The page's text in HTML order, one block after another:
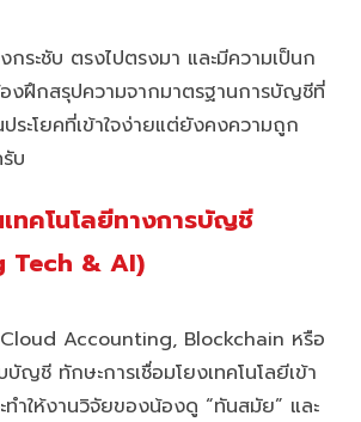
ระชับ ตรงไปตรงมา และมีความเป็นก
งฝึกสรุปความจากมาตรฐานการบัญชีที่
ระโยคที่เข้าใจง่ายแต่ยังคงความถูก
บ
เทคโนโลยีทางการบัญชี
Tech & AI)
Accounting, Blockchain หรือ
ญชี ทักษะการเชื่อมโยงเทคโนโลยีเข้า
ำให้งานวิจัยของน้องดู “ทันสมัย” และ